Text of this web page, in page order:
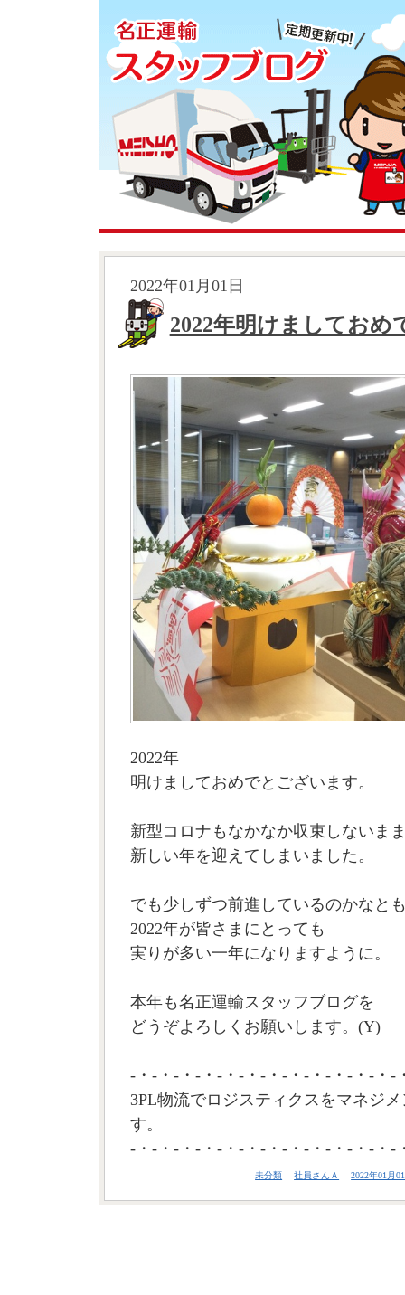
2022年01月01日
2022年明けましておめ
2022年
明けましておめでとございます。
新型コロナもなかなか収束しないま
新しい年を迎えてしまいました。
でも少しずつ前進しているのかなと
2022年が皆さまにとっても
実りが多い一年になりますように。
本年も名正運輸スタッフブログを
どうぞよろしくお願いします。(Y)
-・-・-・-・-・-・-・-・-・-・-・-・-
3PL物流でロジスティクスをマネジ
す。
-・-・-・-・-・-・-・-・-・-・-・-・-
未分類 社員さんＡ 2022年01月